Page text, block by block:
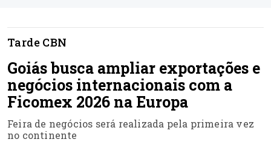
Tarde CBN
Goiás busca ampliar exportações e
negócios internacionais com a
Ficomex 2026 na Europa
Feira de negócios será realizada pela primeira vez
no continente